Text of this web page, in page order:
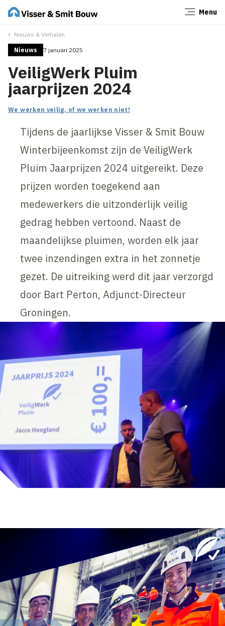
Menu
Nieuws & Verhalen
Nieuws 7 januari 2025
VeiligWerk Pluim
jaarprijzen 2024
We werken veilig, of we werken niet!
Tijdens de jaarlijkse Visser & Smit Bouw
Winterbijeenkomst zijn de VeiligWerk
Pluim Jaarprijzen 2024 uitgereikt. Deze
prijzen worden toegekend aan
medewerkers die uitzonderlijk veilig
gedrag hebben vertoond. Naast de
maandelijkse pluimen, worden elk jaar
twee inzendingen extra in het zonnetje
gezet. De uitreiking werd dit jaar verzorgd
door Bart Perton, Adjunct-Directeur
Groningen.
Sluiten